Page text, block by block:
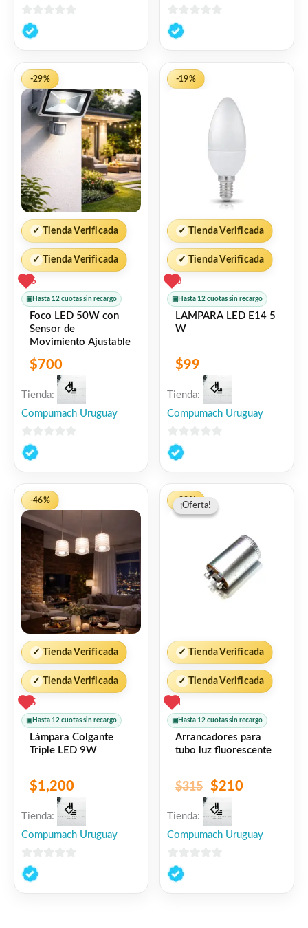
0
de
0
de
-29%
✓ Tienda Verificada
✓ Tienda Verificada
6
▣ Hasta 12 cuotas sin recargo
Foco LED 50W con
Sensor de
Movimiento Ajustable
$700
Tienda:
Compumach Uruguay
0
de
-19%
✓ Tienda Verificada
✓ Tienda Verificada
3
▣ Hasta 12 cuotas sin recargo
LAMPARA LED E14 5
W
$99
Tienda:
Compumach Uruguay
0
de
-46%
✓ Tienda Verificada
✓ Tienda Verificada
5
▣ Hasta 12 cuotas sin recargo
Lámpara Colgante
Triple LED 9W
$1,200
Tienda:
Compumach Uruguay
0
de
¡Oferta!
-33%
✓ Tienda Verificada
✓ Tienda Verificada
1
▣ Hasta 12 cuotas sin recargo
¡Oferta!
Arrancadores para
tubo luz fluorescente
$315
precio
era:
$315.
$210
es:
$210.
Tienda:
Compumach Uruguay
0
de